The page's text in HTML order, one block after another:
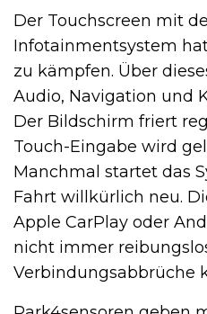
Der Touchscreen mit
Infotainmentsystem
zu kämpfen. Über
Audio, Navigation und
Der Bildschirm friert
Touch-Eingabe wird
Manchmal startet das
Fahrt willkürlich neu.
Apple CarPlay oder
nicht immer
Verbindungsabbrüche